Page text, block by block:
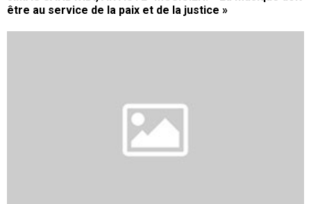
être au service de la paix et de la justice »